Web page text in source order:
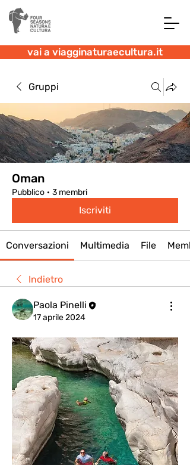
vai a viagginaturaecultura.it
Gruppi
Oman
Pubblico · 3 membri
Iscriviti
Conversazioni Multimedia File
Indietro
Paola Pinelli
17 aprile 2024